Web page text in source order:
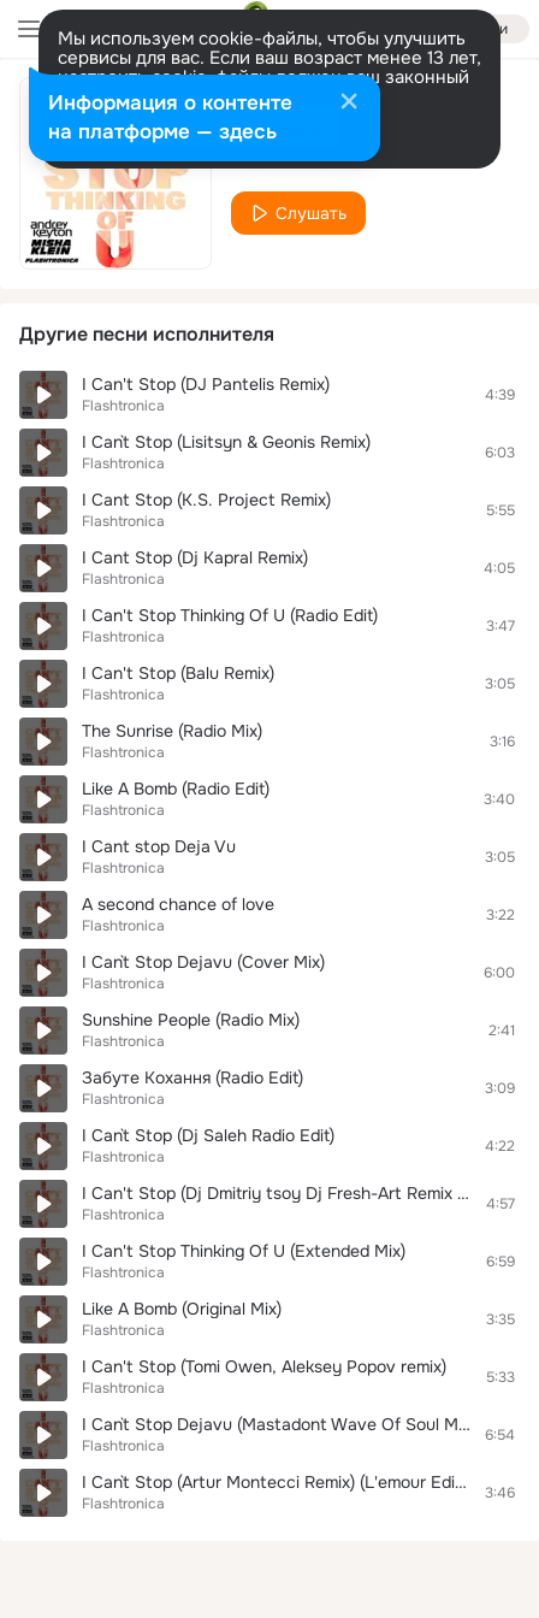
Войти
Мы используем cookie-файлы, чтобы улучшить
сервисы для вас. Если ваш возраст менее 13 лет,
настроить cookie-файлы должен ваш законный
представитель. Больше информации
Разрешить все Настроить
I Can`t Stop Dejavu
Flashtronica
Слушать
Другие песни исполнителя
I Can't Stop (DJ Pantelis Remix)
Flashtronica
4:39
I Can`t Stop (Lisitsyn & Geonis Remix)
Flashtronica
6:03
I Cant Stop (K.S. Project Remix)
Flashtronica
5:55
I Cant Stop (Dj Kapral Remix)
Flashtronica
4:05
I Can't Stop Thinking Of U (Radio Edit)
Flashtronica
3:47
I Can't Stop (Balu Remix)
Flashtronica
3:05
The Sunrise (Radio Mix)
Flashtronica
3:16
Like A Bomb (Radio Edit)
Flashtronica
3:40
I Cant stop Deja Vu
Flashtronica
3:05
A second chance of love
Flashtronica
3:22
I Can`t Stop Dejavu (Cover Mix)
Flashtronica
6:00
Sunshine People (Radio Mix)
Flashtronica
2:41
Забуте Кохання (Radio Edit)
Flashtronica
3:09
I Can`t Stop (Dj Saleh Radio Edit)
Flashtronica
4:22
I Can't Stop (Dj Dmitriy tsoy Dj Fresh-Art Remix 2012)
Flashtronica
4:57
I Can't Stop Thinking Of U (Extended Mix)
Flashtronica
6:59
Like A Bomb (Original Mix)
Flashtronica
3:35
I Can't Stop (Tomi Owen, Aleksey Popov remix)
Flashtronica
5:33
I Can`t Stop Dejavu (Mastadont Wave Of Soul Mix)
Flashtronica
6:54
I Can`t Stop (Artur Montecci Remix) (L'emour Edit) (Remix Edit)
Flashtronica
3:46
Информация о контенте
на платформе — здесь